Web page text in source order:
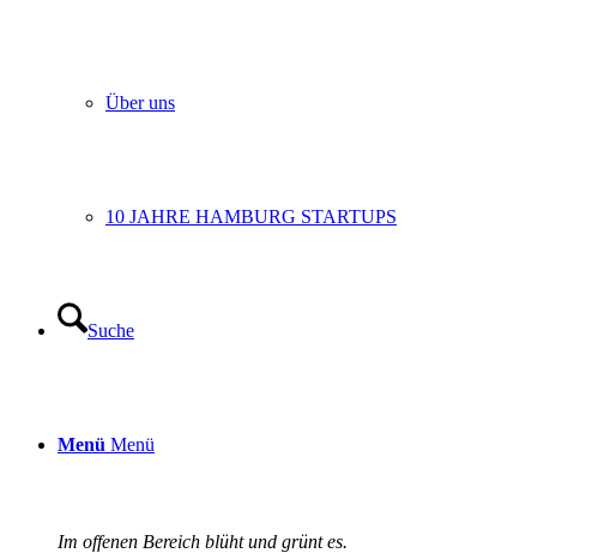
Über uns
10 JAHRE HAMBURG STARTUPS
Suche
Menü Menü
Im offenen Bereich blüht und grünt es.